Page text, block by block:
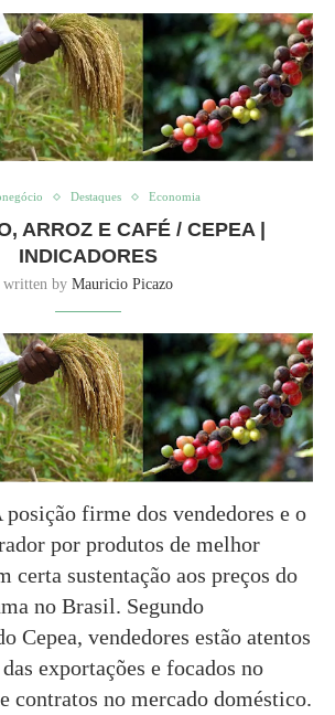
Destaques Economia
ARROZ E CAFÉ / CEPEA |
INDICADORES
written by Mauricio Picazo
posição firme dos vendedores e o
por produtos de melhor
certa sustentação aos preços do
no Brasil. Segundo
Cepea, vendedores estão atentos
exportações e focados no
contratos no mercado doméstico.